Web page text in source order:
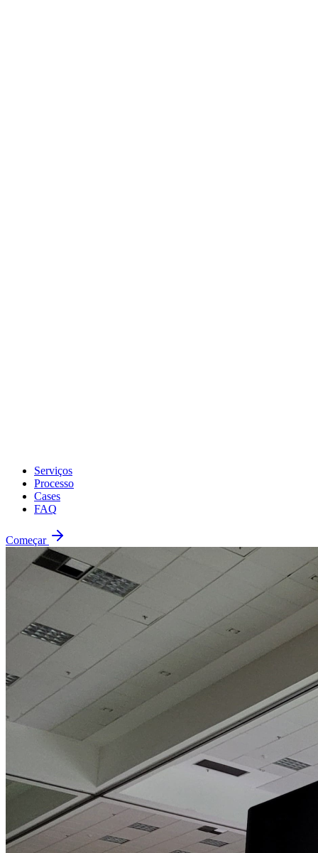
Serviços
Processo
Cases
FAQ
Começar